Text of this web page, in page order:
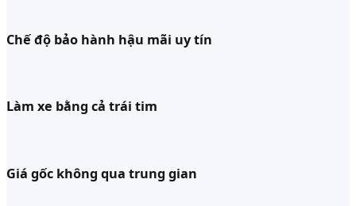
Chế độ bảo hành hậu mãi uy tín
Làm xe bằng cả trái tim
Giá gốc không qua trung gian